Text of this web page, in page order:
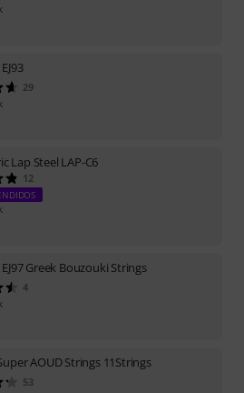
EJ93
29
Lap Steel LAP-C6
12
EJ97 Greek Bouzouki Strings
4
AOUD Strings 11Strings
53